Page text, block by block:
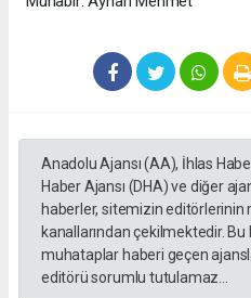
Anadolu Ajansı (AA), İhlas
Haber Ajansı (DHA) ve diğer
haberler, sitemizin
kanallarından çekilmektedir.
muhataplar haberi geçen
editörü sorumlu tutulamaz...